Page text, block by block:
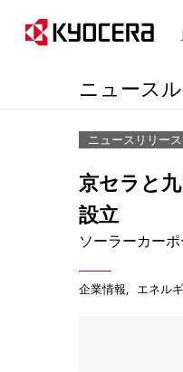
ニュース
ニュースリリース
京セラと
設立
ソーラーカー
企業情報 エネル